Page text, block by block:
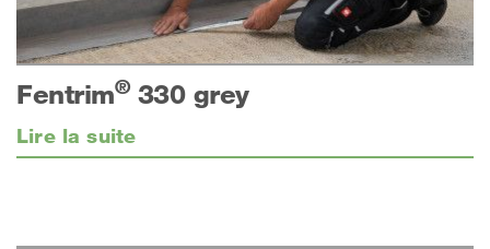
Fentrim® 330 grey
Lire la suite